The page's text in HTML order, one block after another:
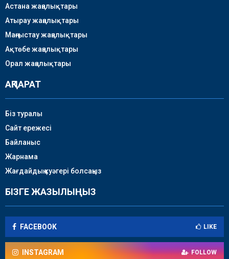
Астана жаңалықтары
Атырау жаңалықтары
Маңғыстау жаңалықтары
Ақтөбе жаңалықтары
Орал жаңалықтары
АҚПАРАТ
Біз туралы
Сайт ережесі
Байланыс
Жарнама
Жағдайдың куәгері болсаңыз
БІЗГЕ ЖАЗЫЛЫҢЫЗ
FACEBOOK LIKE
INSTAGRAM FOLLOW